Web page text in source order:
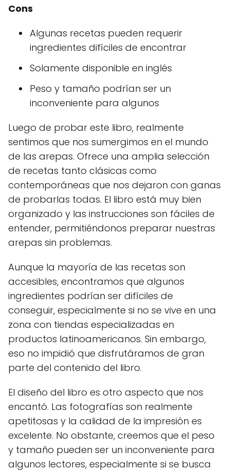
Cons
Algunas recetas pueden requerir
ingredientes difíciles de encontrar
Solamente disponible en inglés
Peso y tamaño podrían ser un
inconveniente para algunos
Luego de probar este libro, realmente
sentimos que nos sumergimos en el mundo
de las arepas. Ofrece una amplia selección
de recetas tanto clásicas como
contemporáneas que nos dejaron con ganas
de probarlas todas. El libro está muy bien
organizado y las instrucciones son fáciles de
entender, permitiéndonos preparar nuestras
arepas sin problemas.
Aunque la mayoría de las recetas son
accesibles, encontramos que algunos
ingredientes podrían ser difíciles de
conseguir, especialmente si no se vive en una
zona con tiendas especializadas en
productos latinoamericanos. Sin embargo,
eso no impidió que disfrutáramos de gran
parte del contenido del libro.
El diseño del libro es otro aspecto que nos
encantó. Las fotografías son realmente
apetitosas y la calidad de la impresión es
excelente. No obstante, creemos que el peso
y tamaño pueden ser un inconveniente para
algunos lectores, especialmente si se busca